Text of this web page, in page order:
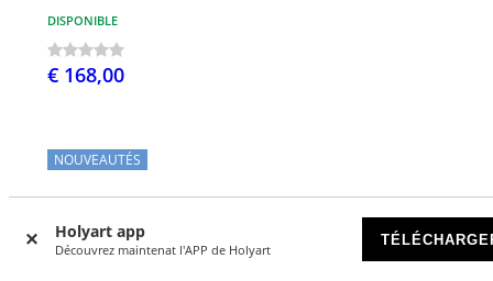
Holyart app
Découvrez maintenat l'APP de Holyart
DISPONIBLE
€ 168,00
NOUVEAUTÉS